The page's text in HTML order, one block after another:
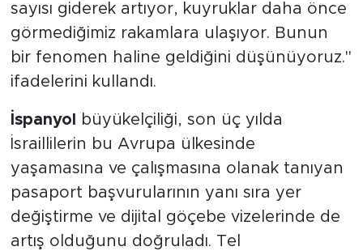
sayısı giderek artıyor, kuyruklar daha önce
görmediğimiz rakamlara ulaşıyor. Bunun
bir fenomen haline geldiğini düşünüyoruz."
ifadelerini kullandı.
İspanyol
büyükelçiliği, son üç yılda
İsraillilerin bu Avrupa ülkesinde
yaşamasına ve çalışmasına olanak tanıyan
pasaport başvurularının yanı sıra yer
değiştirme ve dijital göçebe vizelerinde de
artış olduğunu doğruladı. Tel
SAĞLIK
SİYASET
FOTO GALERİ
VİDEOLAR
ALINTI YAZARLAR